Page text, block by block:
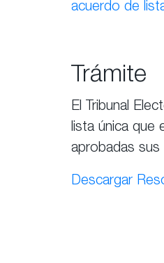
acuerdo de
Trámite
El Tribunal
lista única que
aprobadas sus
Descargar